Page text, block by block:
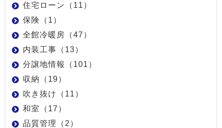
住宅ローン（11）
保険（1）
全館冷暖房（47）
内装工事（13）
分譲地情報（101）
収納（19）
吹き抜け（11）
和室（17）
品質管理（2）